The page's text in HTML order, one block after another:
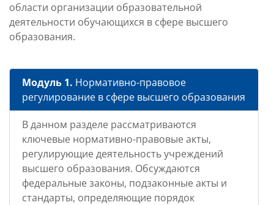
области организации образовательной
деятельности обучающихся в сфере высшего
образования.
Модуль 1. Нормативно-правовое
регулирование в сфере высшего образования
В данном разделе рассматриваются
ключевые нормативно-правовые акты,
регулирующие деятельность учреждений
высшего образования. Обсуждаются
федеральные законы, подзаконные акты и
стандарты, определяющие порядок